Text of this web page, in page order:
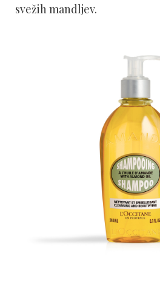
svežih mandljev.